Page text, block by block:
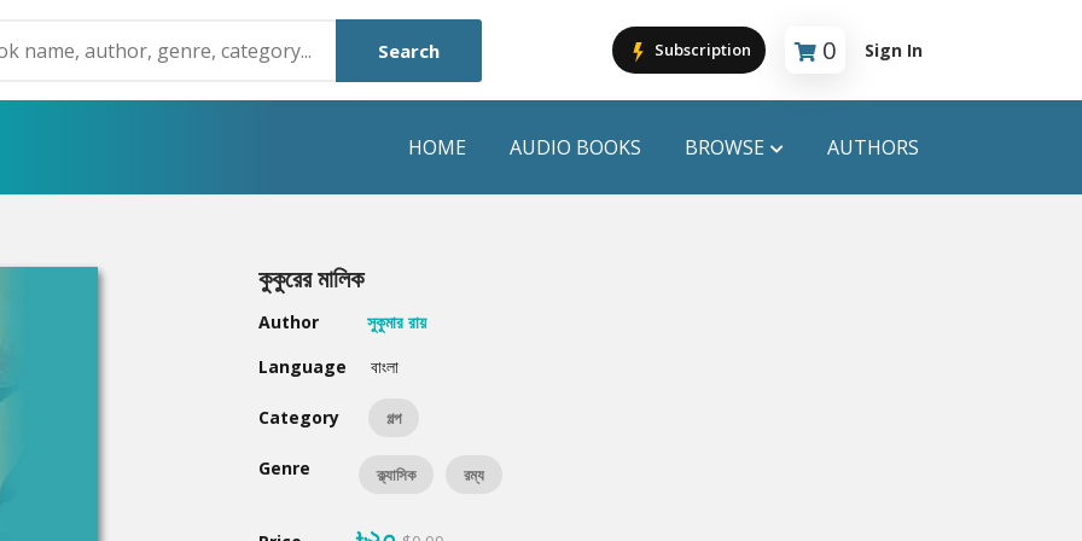
Search Subscription 0
Cart is empty
Sign In
HOME AUDIO BOOKS BROWSE
Humayun Ahmed
Mouri Morium
AUTHORS
কুকুরের মালিক
Author
সুকুমার রায়
Language
বাংলা
Category গল্প
Genre ক্ল্যাসিক রম্য